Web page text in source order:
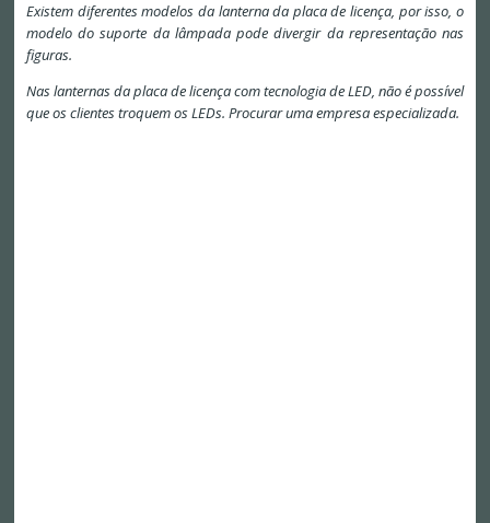
Existem diferentes modelos da lanterna da placa de licença, por isso, o
modelo do suporte da lâmpada pode divergir da representação nas
figuras.
Nas lanternas da placa de licença com tecnologia de LED, não é possível
que os clientes troquem os LEDs. Procurar uma empresa especializada.